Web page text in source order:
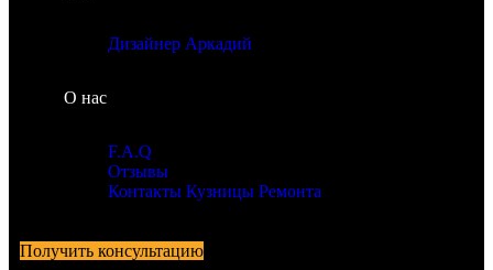
Дизайнер Аркадий
О нас
F.A.Q
Отзывы
Контакты Кузницы Ремонта
Получить консультацию